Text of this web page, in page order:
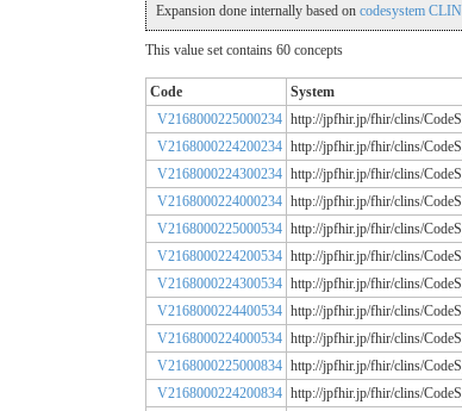
Expansion done internally based on codesystem
This value set contains 60 concepts
Code System
V2168000225000234 http://jpfhir.jp/fhir/clins/
V2168000224200234 http://jpfhir.jp/fhir/clins/
V2168000224300234 http://jpfhir.jp/fhir/clins/
V2168000224000234 http://jpfhir.jp/fhir/clins/
V2168000225000534 http://jpfhir.jp/fhir/clins/
V2168000224200534 http://jpfhir.jp/fhir/clins/
V2168000224300534 http://jpfhir.jp/fhir/clins/
V2168000224400534 http://jpfhir.jp/fhir/clins/
V2168000224000534 http://jpfhir.jp/fhir/clins/
V2168000225000834 http://jpfhir.jp/fhir/clins/
V2168000224200834 http://jpfhir.jp/fhir/clins/